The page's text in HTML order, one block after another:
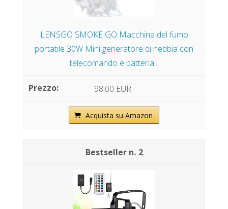
LENSGO SMOKE GO Macchina del fumo
portatile 30W Mini generatore di nebbia con
telecomando e batteria...
98,00 EUR
Acquista su Amazon
2